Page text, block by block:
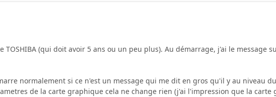
TOSHIBA (qui doit avoir 5 ans ou un peu plus). Au démarrage, j'ai le message
normalement si ce n'est un message qui me dit en gros qu'il y au niveau
de la carte graphique cela ne change rien (j'ai l'impression que la